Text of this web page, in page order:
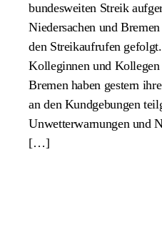
bundesweiten Streik
Niedersachen und
den Streikaufrufen
Kolleginnen und
Bremen haben gestern
an den Kundgebungen
Unwetterwarnungen und
[…]